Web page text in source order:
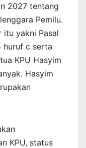
2027 tentang
Pemilu.
itu yakni Pasal
huruf c serta
KPU Hasyim
Hasyim
KPU, status